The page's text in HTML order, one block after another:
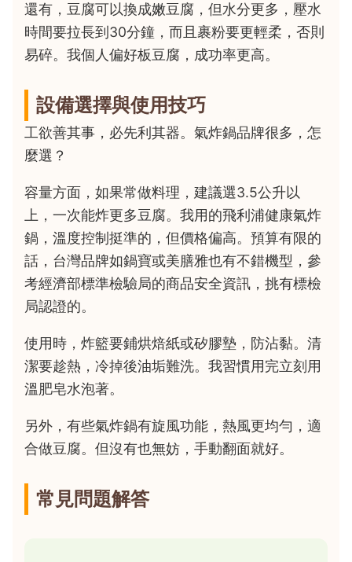
還有，豆腐可以換成嫩豆腐，但水分更多，壓水
時間要拉長到30分鐘，而且裹粉要更輕柔，否則
易碎。我個人偏好板豆腐，成功率更高。
設備選擇與使用技巧
工欲善其事，必先利其器。氣炸鍋品牌很多，怎
麼選？
容量方面，如果常做料理，建議選3.5公升以
上，一次能炸更多豆腐。我用的飛利浦健康氣炸
鍋，溫度控制挺準的，但價格偏高。預算有限的
話，台灣品牌如鍋寶或美膳雅也有不錯機型，參
考經濟部標準檢驗局的商品安全資訊，挑有標檢
局認證的。
使用時，炸籃要鋪烘焙紙或矽膠墊，防沾黏。清
潔要趁熱，冷掉後油垢難洗。我習慣用完立刻用
溫肥皂水泡著。
另外，有些氣炸鍋有旋風功能，熱風更均勻，適
合做豆腐。但沒有也無妨，手動翻面就好。
常見問題解答